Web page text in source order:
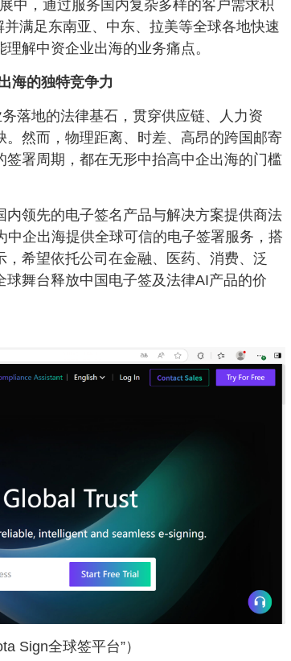
，通过服务国内复杂多样的客户需求积
满足东南亚、中东、拉美等全球各地快速
解中资企业出海的业务痛点。
海的独特竞争力
落地的法律基石，贯穿供应链、人力资
然而，物理距离、时差、高昂的跨国邮寄
署周期，都在无形中抬高中企出海的门槛
领先的电子签名产品与解决方案提供商法
中企出海提供全球可信的电子签署服务，搭
希望依托公司在金融、医药、消费、泛
舞台释放中国电子签及法律AI产品的价
全球签平台”）